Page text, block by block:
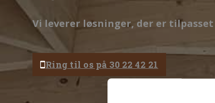
Vi leverer løsninger, der er
Ring til os på 30 22 42 21